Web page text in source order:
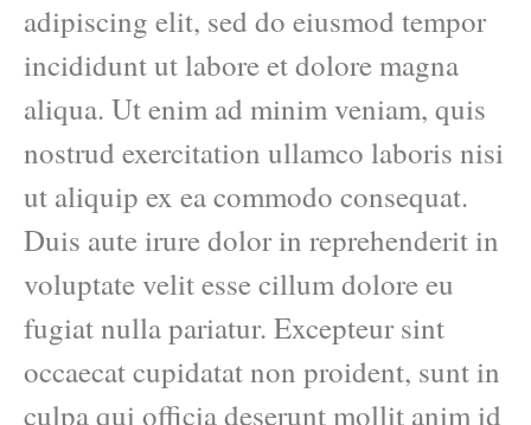
adipiscing elit, sed do eiusmod tempor
incididunt ut labore et dolore magna
aliqua. Ut enim ad minim veniam, quis
nostrud exercitation ullamco laboris nisi
ut aliquip ex ea commodo consequat.
Duis aute irure dolor in reprehenderit in
voluptate velit esse cillum dolore eu
fugiat nulla pariatur. Excepteur sint
occaecat cupidatat non proident, sunt in
culpa qui officia deserunt mollit anim id